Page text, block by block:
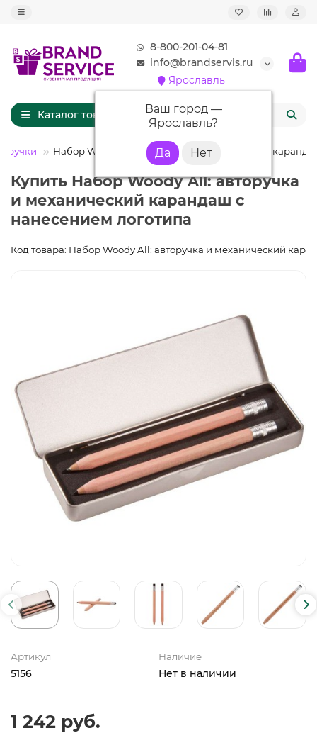
8-800-201-04-81
info@brandservis.ru
Ярославль
Ваш город —
Ярославль?
Каталог товаров
ручки Набор Woody All: авторучка и механический
Купить Набор Woody All: авторучка
и механический карандаш с
нанесением логотипа
Код товара: Набор Woody All: авторучка и механический
Артикул
5156
Наличие
Нет в наличии
1 242 руб.